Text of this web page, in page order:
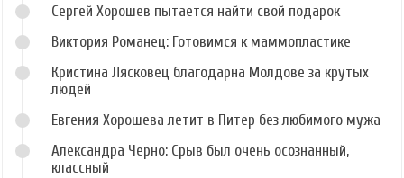
Сергей Хорошев пытается найти свой подарок
Виктория Романец: Готовимся к маммопластике
Кристина Лясковец благодарна Молдове за крутых
людей
Евгения Хорошева летит в Питер без любимого мужа
Александра Черно: Срыв был очень осознанный,
классный